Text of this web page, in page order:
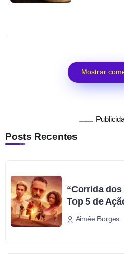
Mostrar
Posts Recentes
“Corrida
Top 5 de
Aimée Borges